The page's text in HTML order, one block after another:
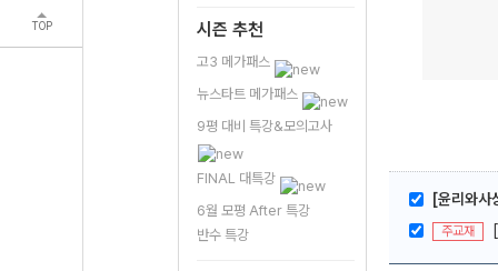
TOP 시즌 추천
고3 메가패스
뉴스타트 메가패스
9평 대비 특강&모의고사
FINAL 대특강
6월 모평 After 특강
반수 특강
[윤리와사
주교재